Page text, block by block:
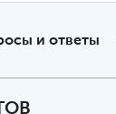
и ответы